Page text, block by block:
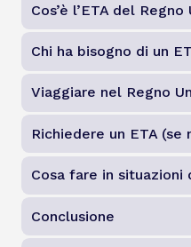
Cos’è l’ETA del Regno
Chi ha bisogno di un
Viaggiare nel Regno
Richiedere un ETA (se
Cosa fare in situazioni
Conclusione